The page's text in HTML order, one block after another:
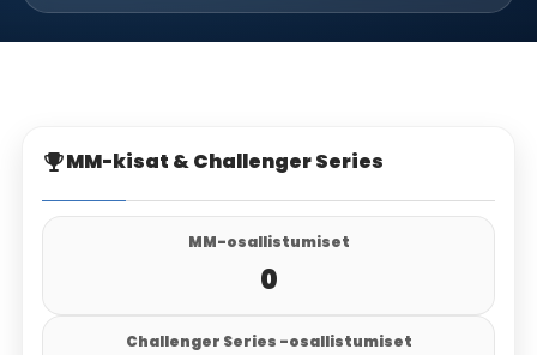
MM-kisat & Challenger Series
MM-osallistumiset
0
Challenger Series -osallistumiset